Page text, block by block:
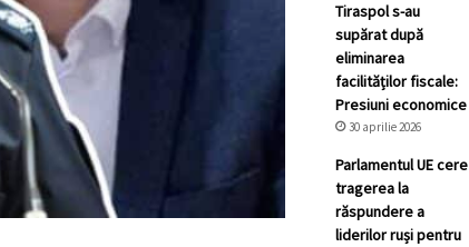
Tiraspol s-au
supărat după
eliminarea
facilităților fiscale:
Presiuni economice
30 aprilie 2026
Parlamentul UE cere
tragerea la
răspundere a
liderilor ruși pentru